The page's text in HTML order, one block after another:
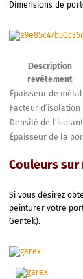
Dimensions de
Description
revêtement
Épaisseur de métal
Facteur d’isolation
Densité de l’isolant
Épaisseur de la
Couleurs sur
Si vous désirez
peinturer votre
Gentek).